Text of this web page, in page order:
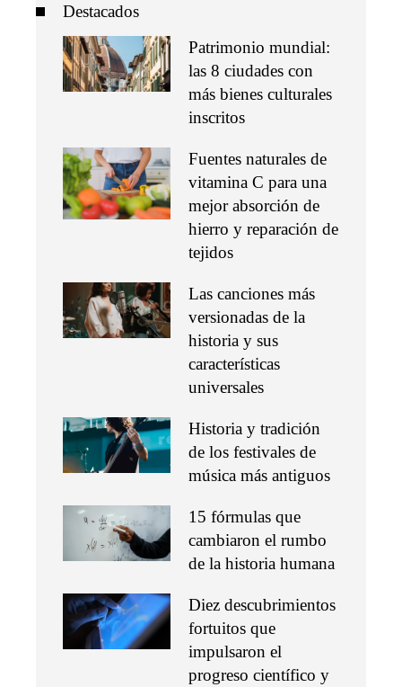
Destacados
Patrimonio mundial:
las 8 ciudades con
más bienes culturales
inscritos
Fuentes naturales de
vitamina C para una
mejor absorción de
hierro y reparación de
tejidos
Las canciones más
versionadas de la
historia y sus
características
universales
Historia y tradición
de los festivales de
música más antiguos
15 fórmulas que
cambiaron el rumbo
de la historia humana
Diez descubrimientos
fortuitos que
impulsaron el
progreso científico y